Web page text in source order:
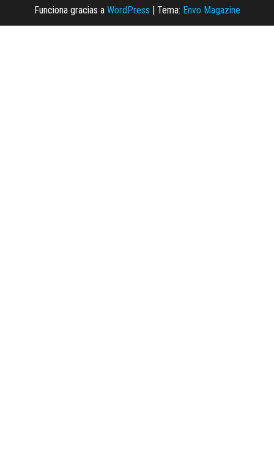
Funciona gracias a WordPress Tema: Envo Magazine